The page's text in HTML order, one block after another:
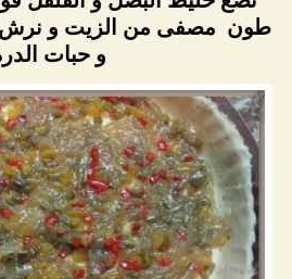
طون مصفى من الزيت و نرش
و حبات